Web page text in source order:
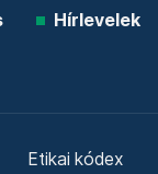
Hírlevelek
Etikai kódex